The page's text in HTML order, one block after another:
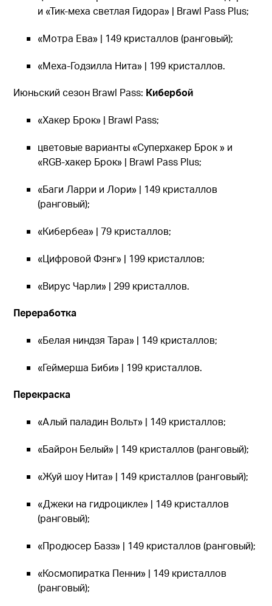
и «Тик-меха светлая Гидора» | Brawl Pass Plus;
«Мотра Ева» | 149 кристаллов (ранговый);
«Меха-Годзилла Нита» | 199 кристаллов.
Июньский сезон Brawl Pass: Кибербой
«Хакер Брок» | Brawl Pass;
цветовые варианты «Суперхакер Брок » и
«RGB-хакер Брок» | Brawl Pass Plus;
«Баги Ларри и Лори» | 149 кристаллов
(ранговый);
«Кибербеа» | 79 кристаллов;
«Цифровой Фэнг» | 199 кристаллов;
«Вирус Чарли» | 299 кристаллов.
Переработка
«Белая ниндзя Тара» | 149 кристаллов;
«Геймерша Биби» | 199 кристаллов.
Перекраска
«Алый паладин Вольт» | 149 кристаллов;
«Байрон Белый» | 149 кристаллов (ранговый);
«Жуй шоу Нита» | 149 кристаллов (ранговый);
«Джеки на гидроцикле» | 149 кристаллов
(ранговый);
«Продюсер Базз» | 149 кристаллов (ранговый);
«Космопиратка Пенни» | 149 кристаллов
(ранговый);